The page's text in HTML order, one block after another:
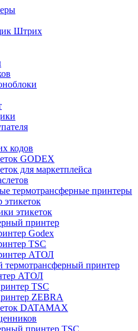
Штрих
кодов
GODEX
для маркетплейса
термотрансферные принтеры
этикеток
этикеток
принтер
Godex
TSC
АТОЛ
термотрансферный принтер
АТОЛ
TSC
ZEBRA
DATAMAX
принтер TSC